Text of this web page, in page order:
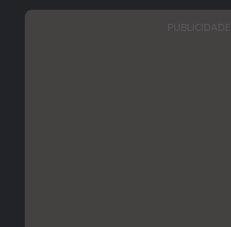
PUBLICIDADE